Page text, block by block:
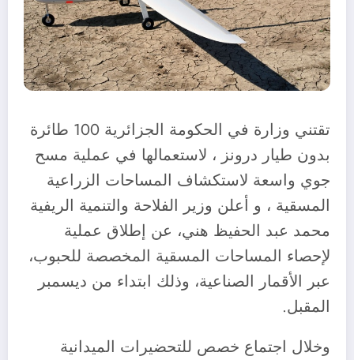
تقتني وزارة في الحكومة الجزائرية 100 طائرة
بدون طيار درونز ، لاستعمالها في عملية مسح
جوي واسعة لاستكشاف المساحات الزراعية
المسقية ، و أعلن وزير الفلاحة والتنمية الريفية
محمد عبد الحفيظ هني، عن إطلاق عملية
لإحصاء المساحات المسقية المخصصة للحبوب،
عبر الأقمار الصناعية، وذلك ابتداء من ديسمبر
المقبل.
وخلال اجتماع خصص للتحضيرات الميدانية